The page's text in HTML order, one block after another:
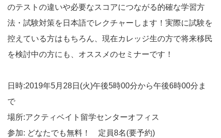
のテストの違いや必要なスコアにつながる的確な学習方
法・試験対策を日本語でレクチャーします！実際に試験を
控えている方はもちろん、現在カレッジ生の方で将来移民
を検討中の方にも、オススメのセミナーです！
日時:2019年5月28日(火)午後5時00分から午後6時00分ま
で
場所:アクティベイト留学センターオフィス
参加: どなたでも無料！ 定員8名(要予約)